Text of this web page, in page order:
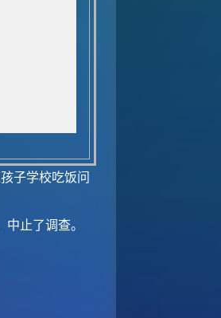
子学校吃饭问
止了调查。